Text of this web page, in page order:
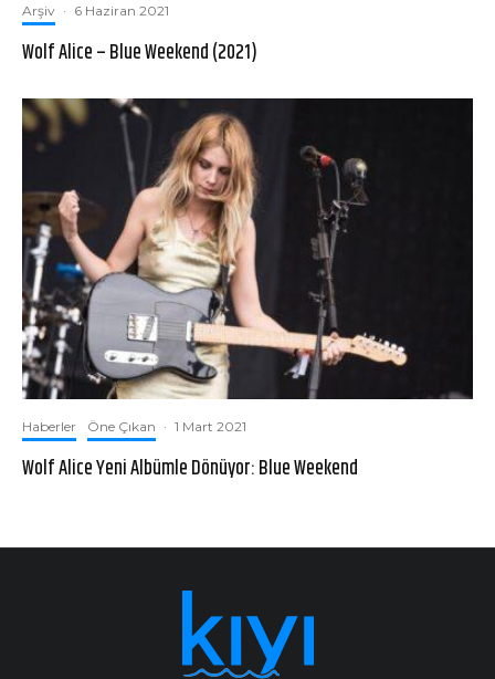
Arşiv · 6 Haziran 2021
Wolf Alice – Blue Weekend (2021)
Haberler Öne Çıkan · 1 Mart 2021
Wolf Alice Yeni Albümle Dönüyor: Blue Weekend